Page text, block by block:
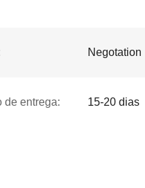
Negotation
de entrega: 15-20 dias